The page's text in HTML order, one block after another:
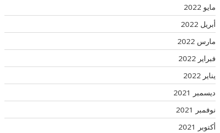
مايو 2022
أبريل 2022
مارس 2022
فبراير 2022
يناير 2022
ديسمبر 2021
نوفمبر 2021
أكتوبر 2021